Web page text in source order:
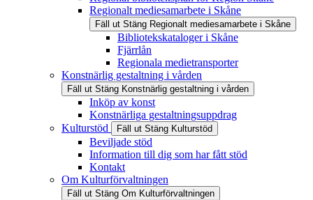
Regionalt mediesamarbete i Skåne
Fäll ut Stäng Regionalt mediesamarbete i Skåne
Bibliotekskataloger i Skåne
Fjärrlån
Regionala medietransporter
Konstnärlig gestaltning i vården
Fäll ut Stäng Konstnärlig gestaltning i vården
Inköp av konst
Konstnärliga gestaltningsuppdrag
Kulturstöd
Fäll ut Stäng Kulturstöd
Beviljade stöd
Information till dig som har fått stöd
Kontakt
Om Kulturförvaltningen
Fäll ut Stäng Om Kulturförvaltningen